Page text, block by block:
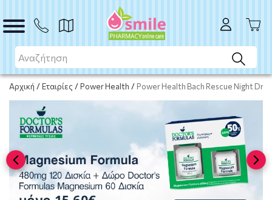
Αρχική /Εταιρίες /Power Health / Power Health Bach Rescue Night
ΑΓΟΡΑ